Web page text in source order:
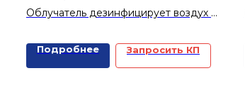
Облучатель дезинфицирует воздух в
распространение различных
инфекций, таких как грипп, ОРЗ,
дифтерия, туберкулез и другие.
Подробнее Запросить КП